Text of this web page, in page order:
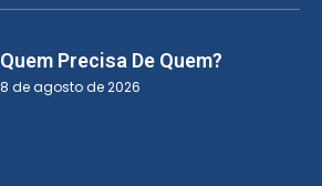
Quem Precisa De Quem?
8 de agosto de 2026